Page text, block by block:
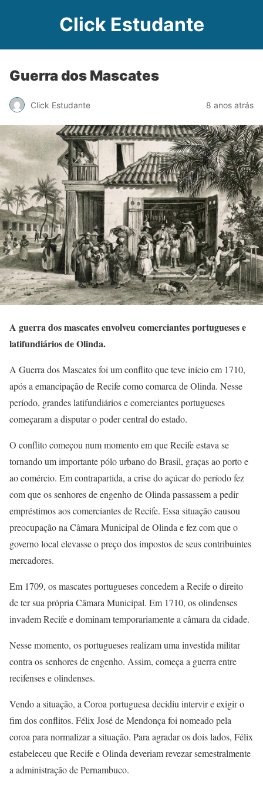
Click Estudante
Guerra dos Mascates
Click Estudante 8 anos atrás
A guerra dos mascates envolveu comerciantes portugueses e
latifundiários de Olinda.
A Guerra dos Mascates foi um conflito que teve início em 1710,
após a emancipação de Recife como comarca de Olinda. Nesse
período, grandes latifundiários e comerciantes portugueses
começaram a disputar o poder central do estado.
O conflito começou num momento em que Recife estava se
tornando um importante pólo urbano do Brasil, graças ao porto e
ao comércio. Em contrapartida, a crise do açúcar do período fez
com que os senhores de engenho de Olinda passassem a pedir
empréstimos aos comerciantes de Recife. Essa situação causou
preocupação na Câmara Municipal de Olinda e fez com que o
governo local elevasse o preço dos impostos de seus contribuintes
mercadores.
Em 1709, os mascates portugueses concedem a Recife o direito
de ter sua própria Câmara Municipal. Em 1710, os olindenses
invadem Recife e dominam temporariamente a câmara da cidade.
Nesse momento, os portugueses realizam uma investida militar
contra os senhores de engenho. Assim, começa a guerra entre
recifenses e olindenses.
Vendo a situação, a Coroa portuguesa decidiu intervir e exigir o
fim dos conflitos. Félix José de Mendonça foi nomeado pela
coroa para normalizar a situação. Para agradar os dois lados, Félix
estabeleceu que Recife e Olinda deveriam revezar semestralmente
a administração de Pernambuco.